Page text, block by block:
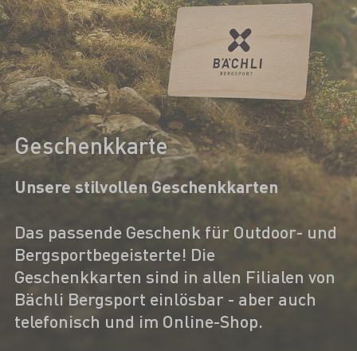
Geschenkkarte
Unsere stilvollen Geschenkkarten
Das passende Geschenk für Outdoor- und
Bergsportbegeisterte! Die
Geschenkkarten sind in allen Filialen von
Bächli Bergsport einlösbar - aber auch
telefonisch und im Online-Shop.